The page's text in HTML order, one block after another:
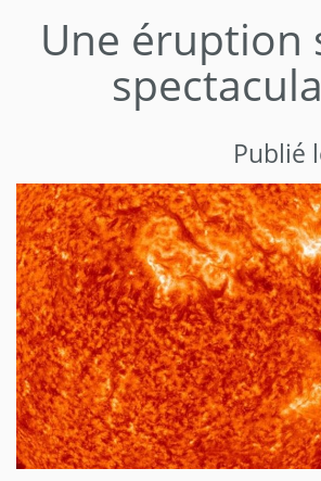
Une éruption
Publié